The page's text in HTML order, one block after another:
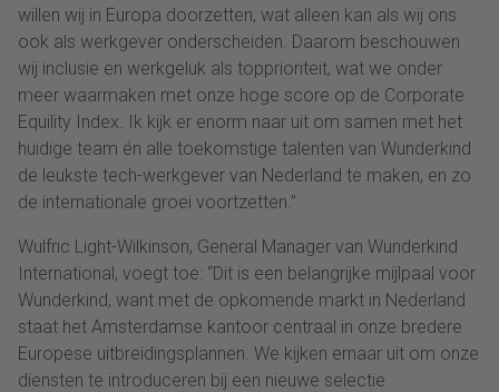
willen wij in Europa doorzetten, wat alleen kan als wij ons
ook als werkgever onderscheiden. Daarom beschouwen
wij inclusie en werkgeluk als topprioriteit, wat we onder
meer waarmaken met onze hoge score op de Corporate
Equility Index. Ik kijk er enorm naar uit om samen met het
huidige team én alle toekomstige talenten van Wunderkind
de leukste tech-werkgever van Nederland te maken, en zo
de internationale groei voortzetten.”
Wulfric Light-Wilkinson, General Manager van Wunderkind
International, voegt toe: “Dit is een belangrijke mijlpaal voor
Wunderkind, want met de opkomende markt in Nederland
staat het Amsterdamse kantoor centraal in onze bredere
Europese uitbreidingsplannen. We kijken ernaar uit om onze
diensten te introduceren bij een nieuwe selectie